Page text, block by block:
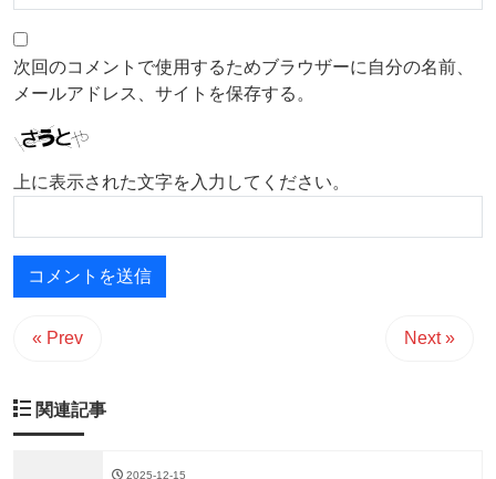
次回のコメントで使用するためブラウザーに自分の名前、
メールアドレス、サイトを保存する。
上に表示された文字を入力してください。
« Prev Next »
関連記事
2025-12-15